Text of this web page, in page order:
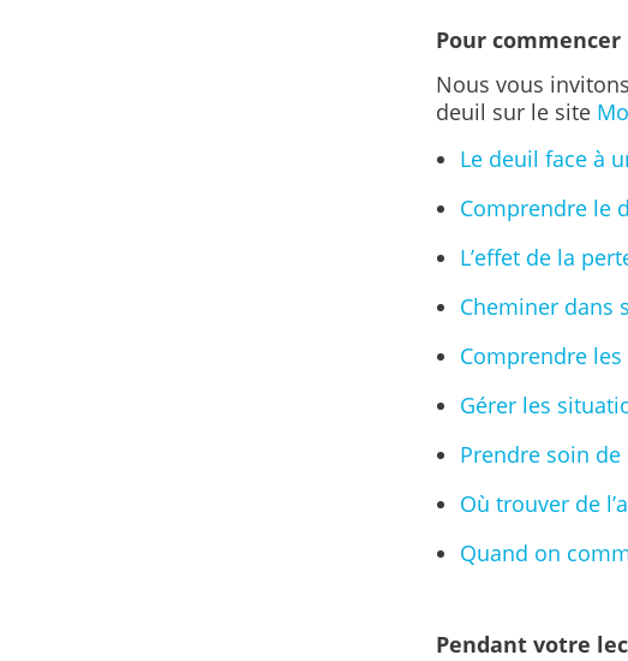
Pour commencer
Nous vous
deuil sur le site
Le deuil face à
Comprendre le
L’effet de la
Cheminer dans
Comprendre
Gérer les
Prendre soin
Où trouver de
Quand on
Pendant votre